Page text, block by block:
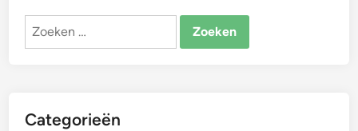
Zoeken
Categorieën